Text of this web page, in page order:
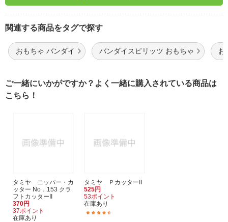
関連する商品をタグで探す
おもちゃ バンダイ バンダイスピリッツ おもちゃ お
ご一緒にいかがですか？よく一緒に購入されている商品は
こちら！
タミヤ ニッパー・カ
ッター No．153 クラ
フトカッターII
370円
37ポイント
在庫あり
タミヤ ＰカッターII
525円
53ポイント
在庫あり